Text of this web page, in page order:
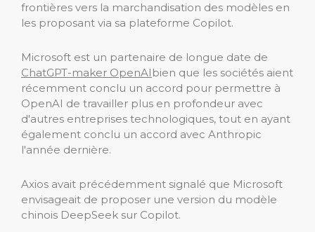
frontières vers la marchandisation des modèles en
les proposant via sa plateforme Copilot.
Microsoft est un partenaire de longue date de
ChatGPT-maker OpenAIbien que les sociétés aient
récemment conclu un accord pour permettre à
OpenAI de travailler plus en profondeur avec
d'autres entreprises technologiques, tout en ayant
également conclu un accord avec Anthropic
l'année dernière.
Axios avait précédemment signalé que Microsoft
envisageait de proposer une version du modèle
chinois DeepSeek sur Copilot.